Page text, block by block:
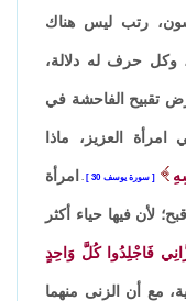
رتب ليس هناك
وكل حرف له دلالة،
تقبيح الفاحشة في
العزيز، ماذا
سورة يوسف 30 امرأة
لأن فيها حياء أكثر
فَاجْلِدُوا كُلَّ وَاحِدٍ
مع أن الزنى منهما